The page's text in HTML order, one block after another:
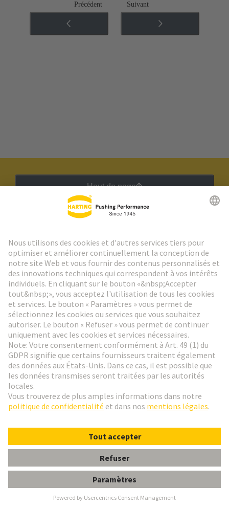
DIN E shroud
Précédent Suivant
Haut de page
Aller à l'inscription
Social Media
France Français
© HARTING Technology Group
ContactPolitique de confidentialité
Conditions Générales de Vente